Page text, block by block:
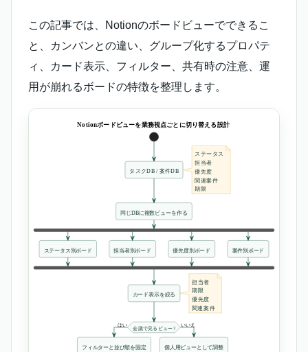
この記事では、Notionのボードビューでできるこ
と、カンバンとの違い、グループ化するプロパテ
ィ、カード表示、フィルター、共有時の注意、運
用が崩れるボードの特徴を整理します。